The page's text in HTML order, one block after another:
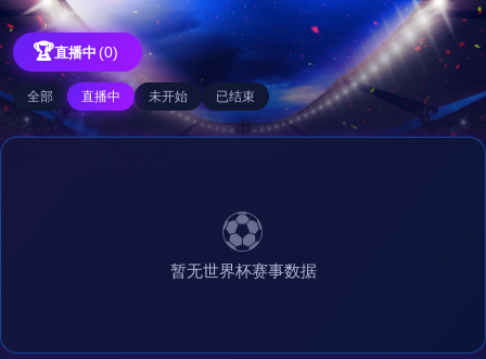
🏆直播中 (0)
全部 直播中 未开始 已结束
⚽
暂无世界杯赛事数据